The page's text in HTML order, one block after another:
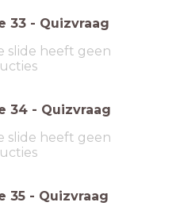
33 - Quizvraag
slide heeft geen
34 - Quizvraag
slide heeft geen
35 - Quizvraag